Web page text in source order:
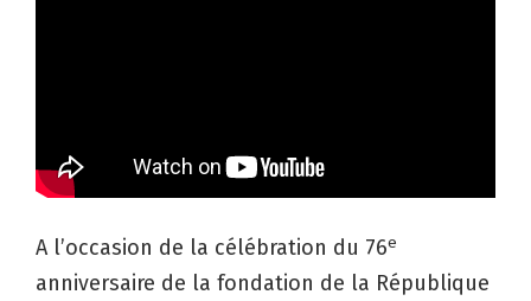
A l’occasion de la célébration du 76e
anniversaire de la fondation de la République